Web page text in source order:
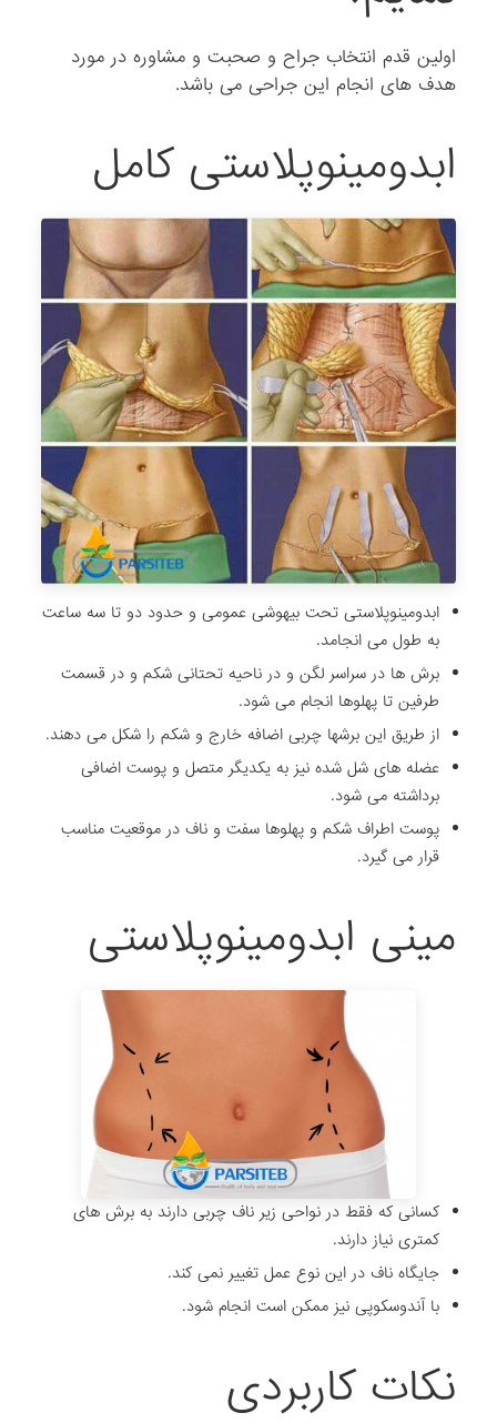
اولین قدم انتخاب جراح و صحبت و مشاوره در مورد
هدف های انجام این جراحی می باشد.
ابدومینوپلاستی کامل
ابدومینوپلاستی تحت بیهوشی عمومی و حدود دو تا سه ساعت
به طول می انجامد.
برش ها در سراسر لگن و در ناحیه تحتانی شکم و در قسمت
طرفین تا پهلوها انجام می شود.
از طریق این برشها چربی اضافه خارج و شکم را شکل می دهند.
عضله های شل شده نیز به یکدیگر متصل و پوست اضافی
برداشته می شود.
پوست اطراف شکم و پهلوها سفت و ناف در موقعیت مناسب
قرار می گیرد.
مینی‌ ابدومینوپلاستی
کسانی که فقط در نواحی زیر ناف چربی دارند به برش های
کمتری نیاز دارند.
جایگاه ناف در این نوع عمل تغییر نمی کند.
با آندوسکوپی نیز ممکن است انجام شود.
نکات کاربردی